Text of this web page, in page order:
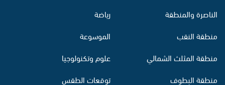
الناصرة والمنطقة
منطقة النقب
منطقة المثلث الشمالي
منطقة البطوف
رياضة
الموسوعة
علوم وتكنولوجيا
توقعات الطقس